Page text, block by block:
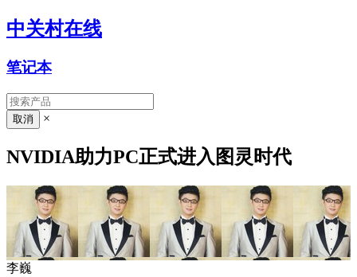
中关村在线
笔记本
×
NVIDIA助力PC正式进入图灵时代
李巍